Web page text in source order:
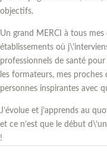
objectifs.
Un grand MERCI à tous
établissements où
professionnels de santé
les formateurs, mes
personnes inspirantes avec
J’évolue et j’apprends au
et ce n’est que le début
!